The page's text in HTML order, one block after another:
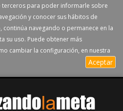
terceros para poder informarle sobre
y conocer sus hábitos de
continúa navegando o permanece en la
su uso. Puede obtener más
cambiar la configuración, en nuestra
Aceptar